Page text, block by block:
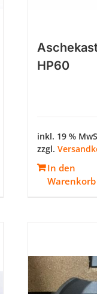
HP60
inkl. 19 %
zzgl.
In den
Warenkorb